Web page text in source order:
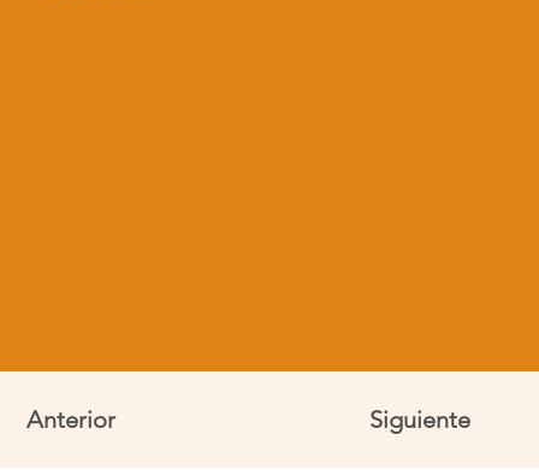
Anterior Siguiente